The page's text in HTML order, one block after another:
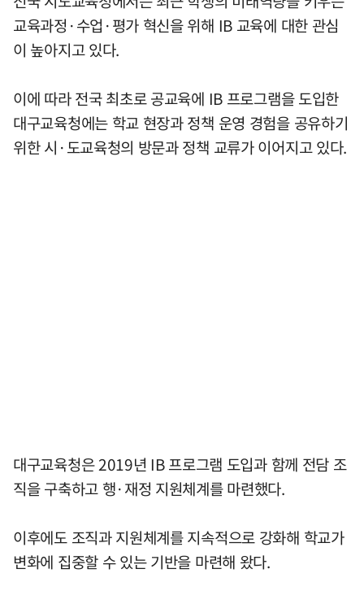
교육과정·수업·평가 혁신을 위해 IB 교육에 대한 관심
이 높아지고 있다.
이에 따라 전국 최초로 공교육에 IB 프로그램을 도입한
대구교육청에는 학교 현장과 정책 운영 경험을 공유하기
위한 시·도교육청의 방문과 정책 교류가 이어지고 있다.
대구교육청은 2019년 IB 프로그램 도입과 함께 전담 조
직을 구축하고 행·재정 지원체계를 마련했다.
이후에도 조직과 지원체계를 지속적으로 강화해 학교가
변화에 집중할 수 있는 기반을 마련해 왔다.